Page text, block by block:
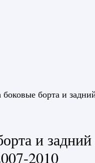
борта и
и
2010